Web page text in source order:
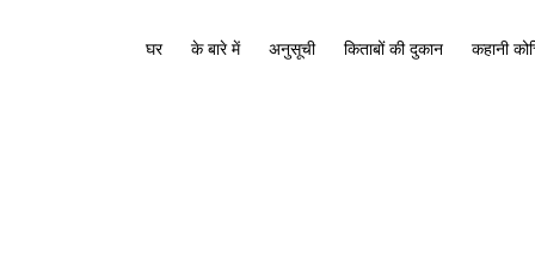
घर के बारे में अनुसूची किताबों की दुकान कहानी